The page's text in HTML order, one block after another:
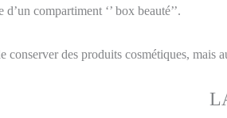
compartiment ‘’ box beauté’’.
des produits cosmétiques, mais